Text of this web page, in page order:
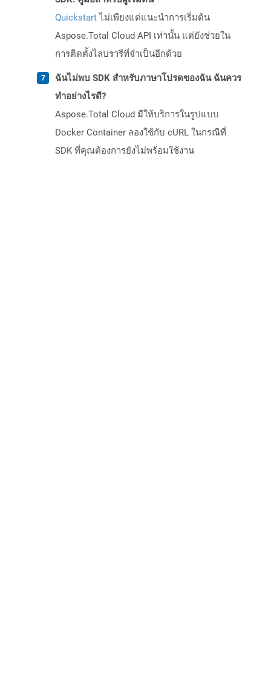
Quickstartไม่เพียงแต่แนะนำการเริ่มต้น
Aspose.Total Cloud API เท่านั้น แต่ยังช่วยใน
การติดตั้งไลบรารีที่จำเป็นอีกด้วย
ฉันไม่พบ SDK สำหรับภาษาโปรดของฉัน ฉันควร
ทำอย่างไรดี?
Aspose.Total Cloud มีให้บริการในรูปแบบ
Docker Container ลองใช้กับ cURL ในกรณีที่
SDK ที่คุณต้องการยังไม่พร้อมใช้งาน